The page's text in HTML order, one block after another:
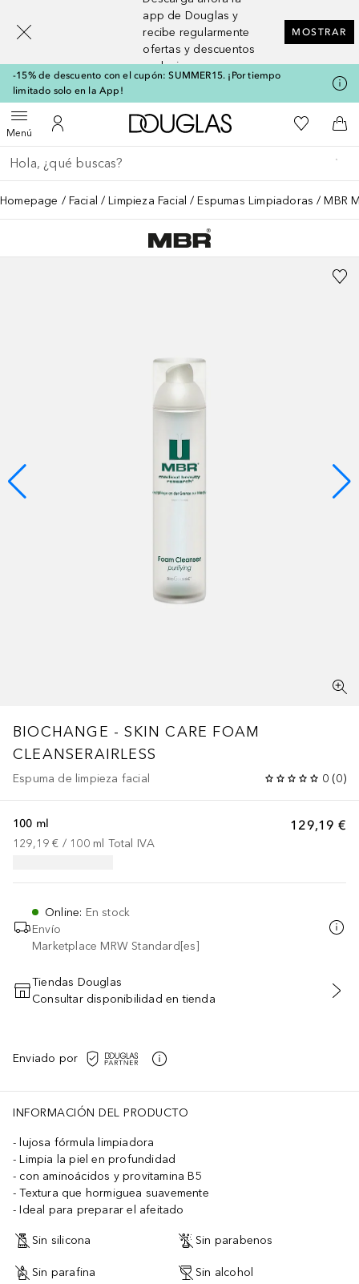
app de Douglas y
recibe regularmente
ofertas y descuentos
exclusivos
MOSTRAR
-15% de descuento con el cupón: SUMMER15. ¡Por tiempo
limitado solo en la App!
MenúAbrir menúMi cuenta
A Douglas HomeMi lista de
A
Regresar
Ejecutar búsqueda
Homepage Facial Limpieza Facial Espumas Limpiadoras MBR
BIOCHANGE - SKIN CARE FOAM
CLEANSERAIRLESS
Espuma de limpieza facial 0 (0)
129,19 €
100 ml
129,19 € / 100 ml Total IVA
Online: En stock
Envío
Marketplace MRW Standard[es]
AÑADIR AL CARRITO
Tiendas Douglas
Consultar disponibilidad en tienda
Enviado por
INFORMACIÓN DEL PRODUCTO
lujosa fórmula limpiadora
Limpia la piel en profundidad
con aminoácidos y provitamina B5
Textura que hormiguea suavemente
Ideal para preparar el afeitado
Sin silicona Sin parabenos
Sin parafina Sin alcohol
[navigation.slideout.screenreader]